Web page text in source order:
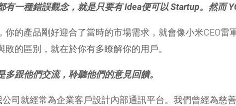
一種錯誤觀念，就是只要有 Idea便可以 Startup。然而
你的產品剛好迎合了當時的市場需求，就會像小米CEO
的區別，就在於你有多瞭解你的用戶。
跟他們交流，聆聽他們的意見回饋。
司就經常為企業客戶設計內部通訊平台。我們曾經為慈